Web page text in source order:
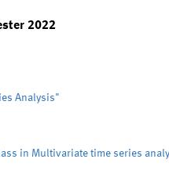
2022
Analysis"
in Multivariate time series